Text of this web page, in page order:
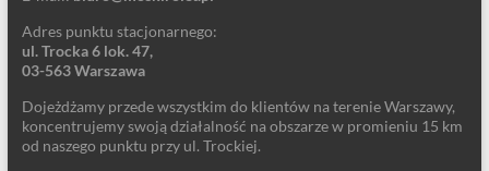
Adres punktu stacjonarnego:
ul. Trocka 6 lok. 47,
03-563 Warszawa
Dojeżdżamy przede wszystkim do klientów na terenie Warszawy,
koncentrujemy swoją działalność na obszarze w promieniu 15 km
od naszego punktu przy ul. Trockiej.